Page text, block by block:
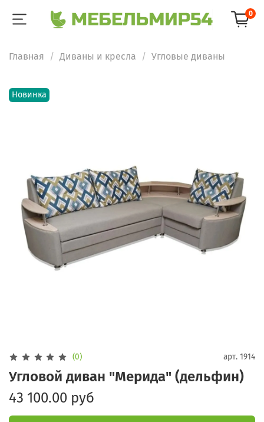
0
Главная Диваны и кресла Угловые диваны
Новинка
(0) арт. 1914
Угловой диван "Мерида" (дельфин)
43 100.00 руб